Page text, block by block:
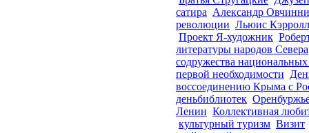
сатира Александр
революции Льюис Кэрролл
Проект Я-художник
литературы народов Севера
содружества национальных
первой необходимости
воссоединению Крыма с
деньбиблиотек
Ленин Коллективная
культурный туризм Визит